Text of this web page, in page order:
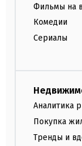
Фильмы на
Комедии
Сериалы
Аналитика
Покупка
Тренды и